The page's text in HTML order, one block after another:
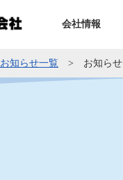
会社情報
お知らせ一覧 お知らせ